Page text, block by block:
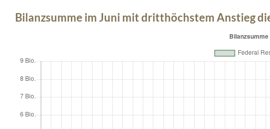
Bilanzsumme im Juni mit dritthöchstem Anstieg